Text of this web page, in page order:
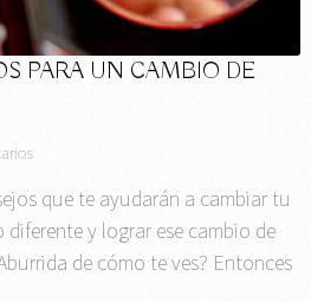
PARA UN CAMBIO DE
que te ayudarán a cambiar tu
y lograr ese cambio de
de cómo te ves? Entonces